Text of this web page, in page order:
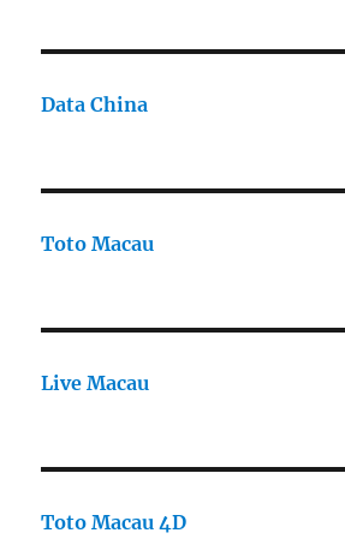
Data China
Toto Macau
Live Macau
Toto Macau 4D